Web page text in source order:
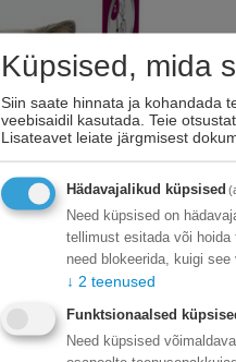
Küpsised, mida
Siin saate hinnata ja kohandada
veebisaidil kasutada. Teie
Lisateavet leiate järgmisest
Hädavajalikud küpsised
Need küpsised on
tellimust esitada või
need blokeerida, kuigi
↓ 2 teenused
Funktsionaalsed
Need küpsised